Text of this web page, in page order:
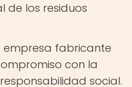
de los residuos
empresa fabricante
con la
social.